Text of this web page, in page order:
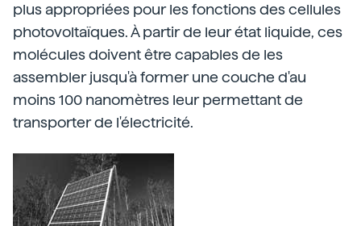
plus appropriées pour les fonctions des cellules
photovoltaïques. À partir de leur état liquide, ces
molécules doivent être capables de les
assembler jusqu'à former une couche d'au
moins 100 nanomètres leur permettant de
transporter de l'électricité.